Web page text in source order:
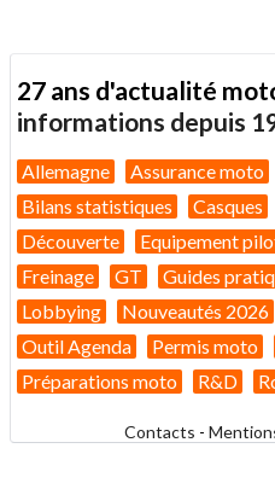
27 ans d'actualité
informations depuis
Allemagne Assurance moto
Bilans statistiques
Casques
Découverte
Equipement
Freinage
GT Guides
Lobbying
Nouveautés 2026
Outil Agenda
Permis moto
Préparations moto
R&D
Contacts -